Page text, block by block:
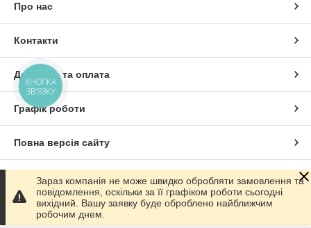
Про нас
Контакти
Доставка та оплата
Графік роботи
Повна версія сайту
Сайт створено на маркетплейсі Prom.ua
Політика конфіденційності
Зараз компанія не може швидко обробляти замовлення та
повідомлення, оскільки за її графіком роботи сьогодні
вихідний. Вашу заявку буде оброблено найближчим
робочим днем.
КНОПКА
ЗВ'ЯЗКУ